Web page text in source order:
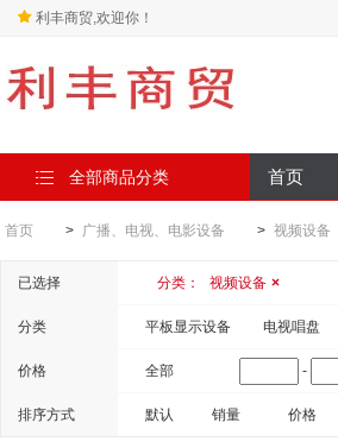
利丰商贸,欢迎你！
全部商品分类 首页
首页 > 广播、电视、电影设备 > 视频设备
已选择 分类： 视频设备 ×
分类 平板显示设备 电视唱盘
价格 全部 -
排序方式 默认 销量 价格